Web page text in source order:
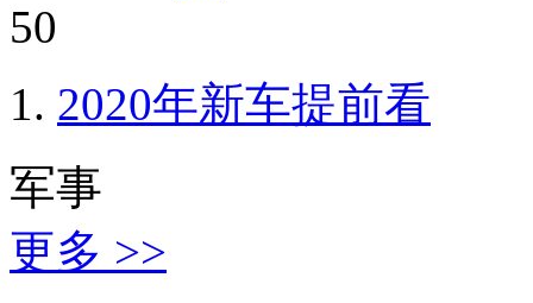
50
2020年新车提前看
军事
更多 >>